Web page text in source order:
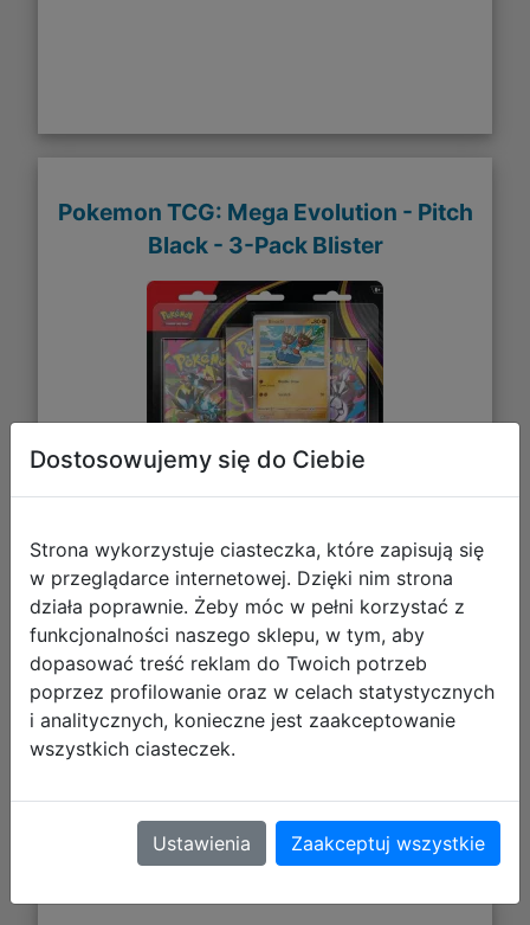
Pokemon TCG: Mega Evolution - Pitch
Black - 3-Pack Blister
119,99 zł
DO KOSZYKA
Galeria zdjęć
Dostosowujemy się do Ciebie
Strona wykorzystuje ciasteczka, które zapisują się
w przeglądarce internetowej. Dzięki nim strona
działa poprawnie. Żeby móc w pełni korzystać z
funkcjonalności naszego sklepu, w tym, aby
dopasować treść reklam do Twoich potrzeb
poprzez profilowanie oraz w celach statystycznych
i analitycznych, konieczne jest zaakceptowanie
wszystkich ciasteczek.
Ustawienia Zaakceptuj wszystkie